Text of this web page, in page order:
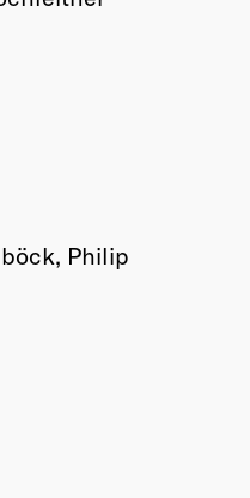
Philip